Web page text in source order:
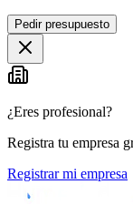
Pedir presupuesto
¿Eres profesional?
Registra tu empresa
Registrar mi empresa